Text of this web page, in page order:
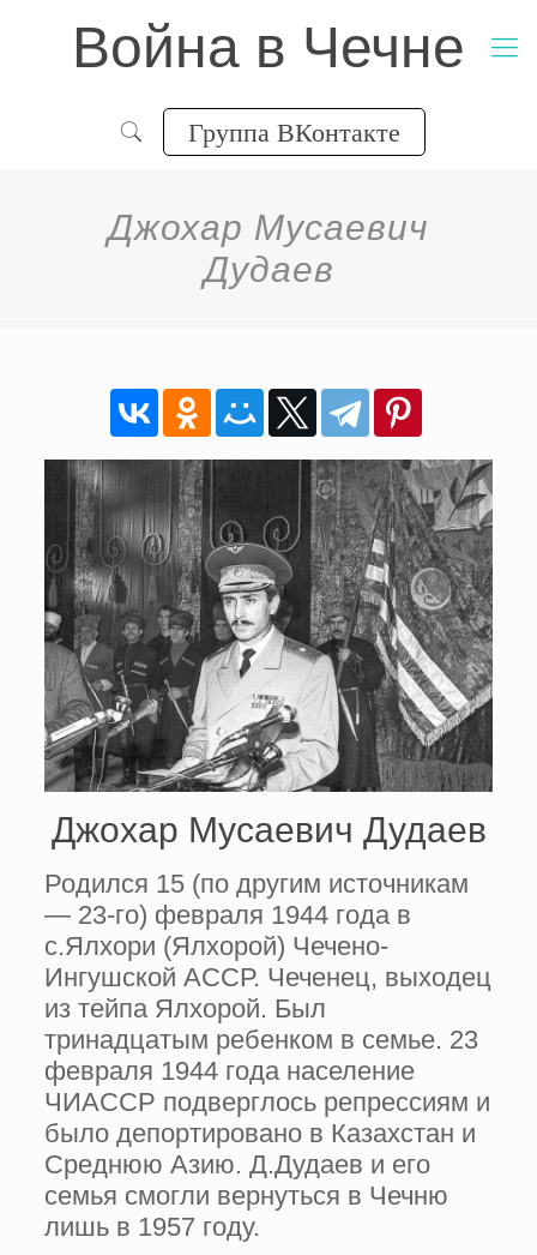
Война в Чечне
Группа ВКонтакте
Джохар Мусаевич
Дудаев
Джохар Мусаевич Дудаев
Родился 15 (по другим источникам
— 23-го) февраля 1944 года в
с.Ялхори (Ялхорой) Чечено-
Ингушской АССР. Чеченец, выходец
из тейпа Ялхорой. Был
тринадцатым ребенком в семье. 23
февраля 1944 года население
ЧИАССР подверглось репрессиям и
было депортировано в Казахстан и
Среднюю Азию. Д.Дудаев и его
семья смогли вернуться в Чечню
лишь в 1957 году.